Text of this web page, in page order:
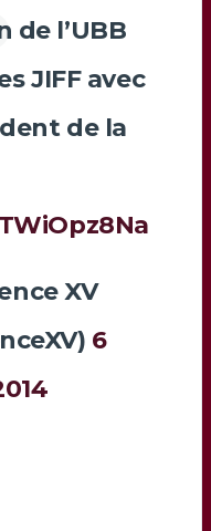
de l’UBB
JIFF avec
de la
XV
6